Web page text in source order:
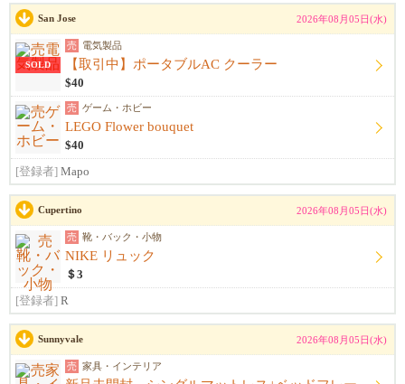
San Jose 2026年08月05日(水)
SOLD
売 電気製品
【取引中】ポータブルAC クーラー
$40
売 ゲーム・ホビー
LEGO Flower bouquet
$40
[登録者] Mapo
Cupertino 2026年08月05日(水)
売 靴・バック・小物
NIKE リュック
＄3
[登録者] R
Sunnyvale 2026年08月05日(水)
売 家具・インテリア